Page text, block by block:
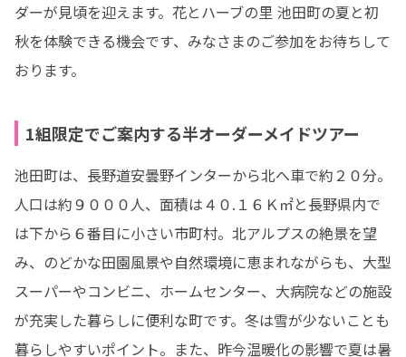
ダーが見頃を迎えます。花とハーブの里 池田町の夏と初
秋を体験できる機会です、みなさまのご参加をお待ちして
おります。
1組限定でご案内する半オーダーメイドツアー
池田町は、長野道安曇野インターから北へ車で約２０分。
人口は約９０００人、面積は４０.１６Ｋ㎡と長野県内で
は下から６番目に小さい市町村。北アルプスの絶景を望
み、のどかな田園風景や自然環境に恵まれながらも、大型
スーパーやコンビニ、ホームセンター、大病院などの施設
が充実した暮らしに便利な町です。冬は雪が少ないことも
暮らしやすいポイント。また、昨今温暖化の影響で夏は暑